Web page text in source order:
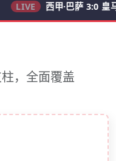
西甲·巴萨 3:0 皇马 62'
，全面覆盖